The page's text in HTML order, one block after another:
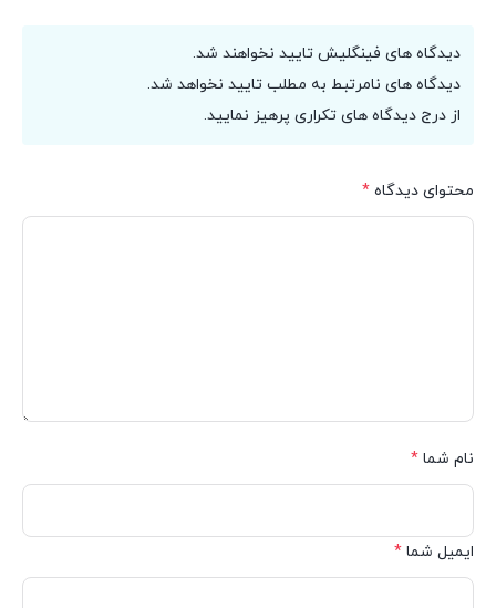
دیدگاه های فینگلیش تایید نخواهند شد.
دیدگاه های نامرتبط به مطلب تایید نخواهد شد.
از درج دیدگاه های تکراری پرهیز نمایید.
محتوای دیدگاه *
نام شما *
ایمیل شما *